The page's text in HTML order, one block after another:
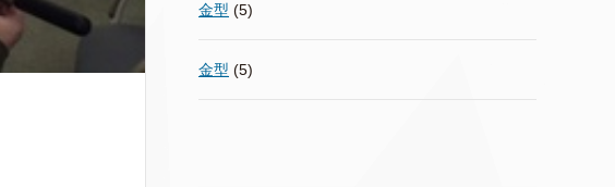
金型 (5)
金型 (5)